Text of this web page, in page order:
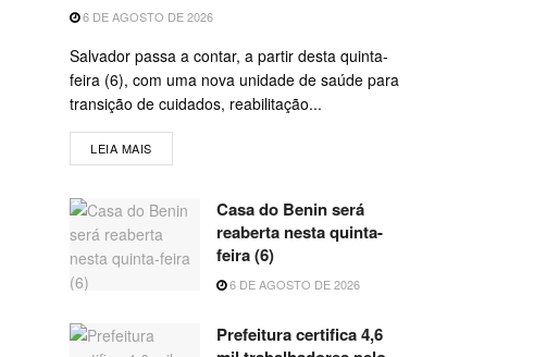
6 DE AGOSTO DE 2026
Salvador passa a contar, a partir desta quinta-
feira (6), com uma nova unidade de saúde para
transição de cuidados, reabilitação...
LEIA MAIS
Casa do Benin será
reaberta nesta quinta-
feira (6)
6 DE AGOSTO DE 2026
Prefeitura certifica 4,6